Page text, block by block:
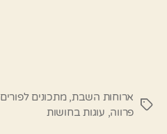
תגיות
ארוחות השבת,מתכונים לפורים
פרווה, עוגות בחושות